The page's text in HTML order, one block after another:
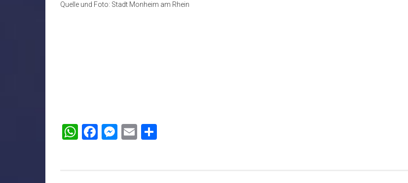
Quelle und Foto: Stadt Monheim am Rhein
WhatsApp
Facebook
Messenger
Email